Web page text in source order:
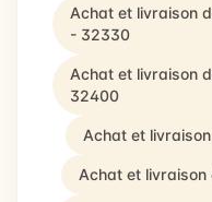
Achat et livraison
- 32330
Achat et livraison
32400
Achat et
Achat et livraison